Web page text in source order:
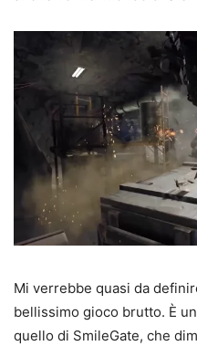
Mi verrebbe quasi da
bellissimo gioco brutto. È
quello di SmileGate, che